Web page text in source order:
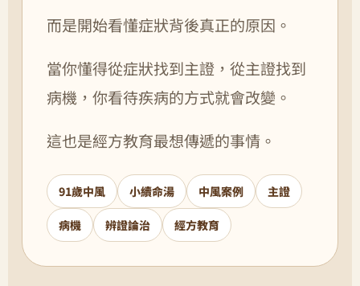
而是開始看懂症狀背後真正的原因。
當你懂得從症狀找到主證，從主證找到
病機，你看待疾病的方式就會改變。
這也是經方教育最想傳遞的事情。
91歲中風 小續命湯 中風案例 主證
病機 辨證論治 經方教育